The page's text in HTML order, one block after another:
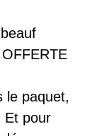
le paquet,
Et pour